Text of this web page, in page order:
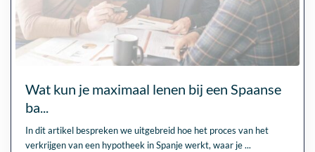
Wat kun je maximaal lenen bij een Spaanse
ba...
In dit artikel bespreken we uitgebreid hoe het proces van het
verkrijgen van een hypotheek in Spanje werkt, waar je...